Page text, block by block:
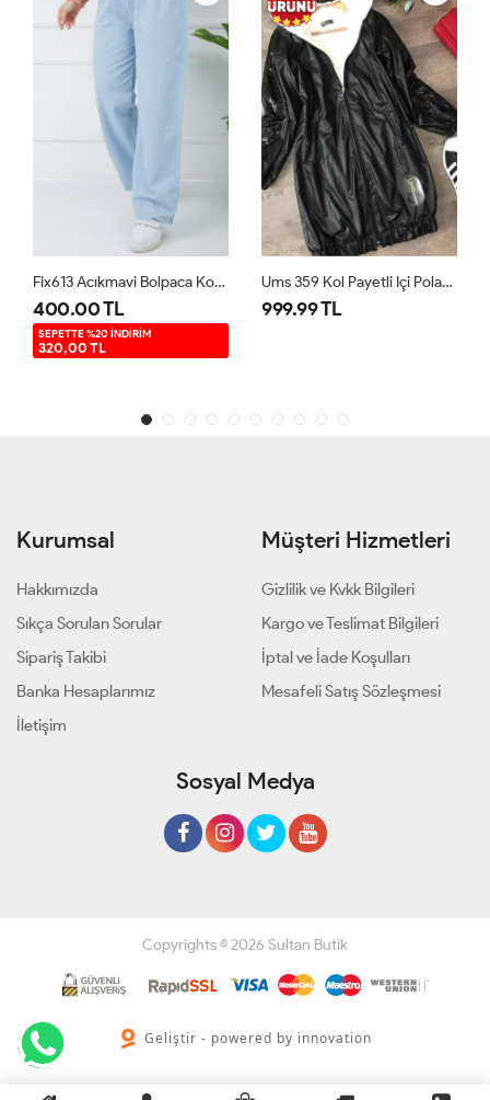
Fix613 Acıkmavi Bolpaca Kot Pantolon Acıkmavi Ums 359 Kol Payetli Içi Polarlı Mont Siyah
999.99 TL 250.00 TL
Kurumsal
Hakkımızda
Sıkça Sorulan Sorular
Sipariş Takibi
Banka Hesaplarımız
İletişim
Müşteri Hizmetleri
Gizlilik ve Kvkk Bilgileri
Kargo ve Teslimat Bilgileri
İptal ve İade Koşulları
Mesafeli Satış Sözleşmesi
Sosyal Medya
Copyrights © 2026 Sultan Butik
Geliştir - powered by innovation